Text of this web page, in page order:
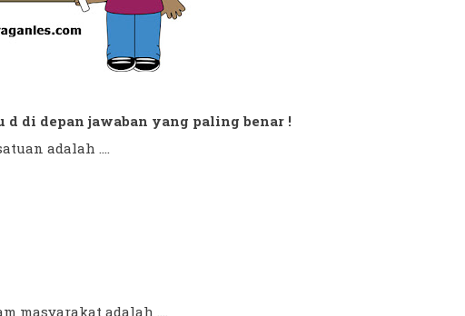
di depan jawaban yang paling benar !
adalah ....
masyarakat adalah ....